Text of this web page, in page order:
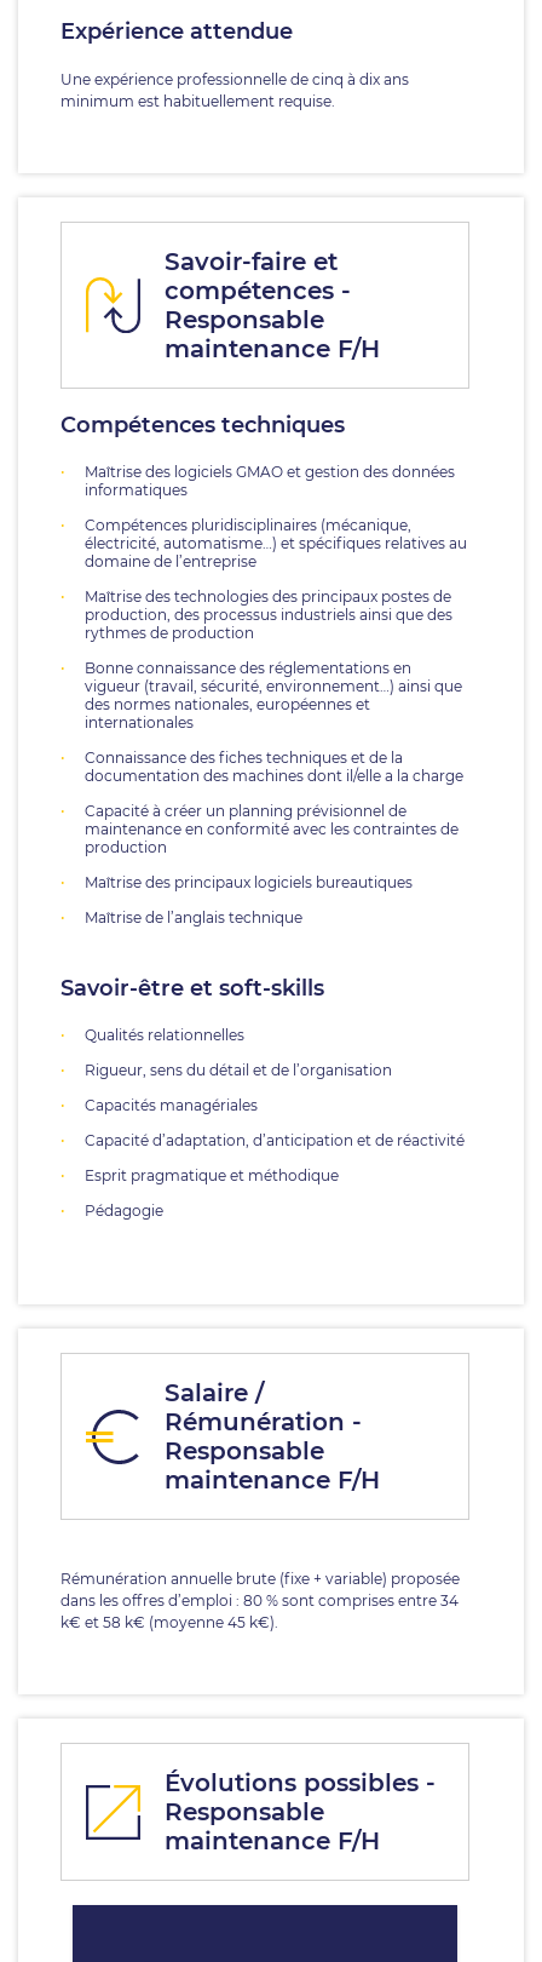
Expérience attendue
Une expérience professionnelle de cinq à dix ans
minimum est habituellement requise.
Savoir-faire et
compétences -
Responsable
maintenance F/H
Compétences techniques
Maîtrise des logiciels GMAO et gestion des données
informatiques
Compétences pluridisciplinaires (mécanique,
électricité, automatisme…) et spécifiques relatives au
domaine de l’entreprise
Maîtrise des technologies des principaux postes de
production, des processus industriels ainsi que des
rythmes de production
Bonne connaissance des réglementations en
vigueur (travail, sécurité, environnement…) ainsi que
des normes nationales, européennes et
internationales
Connaissance des fiches techniques et de la
documentation des machines dont il/elle a la charge
Capacité à créer un planning prévisionnel de
maintenance en conformité avec les contraintes de
production
Maîtrise des principaux logiciels bureautiques
Maîtrise de l’anglais technique
Savoir-être et soft-skills
Qualités relationnelles
Rigueur, sens du détail et de l’organisation
Capacités managériales
Capacité d’adaptation, d’anticipation et de réactivité
Esprit pragmatique et méthodique
Pédagogie
Salaire /
Rémunération -
Responsable
maintenance F/H
Rémunération annuelle brute (fixe + variable) proposée
dans les offres d’emploi : 80 % sont comprises entre 34
k€ et 58 k€ (moyenne 45 k€).
Évolutions possibles -
Responsable
maintenance F/H